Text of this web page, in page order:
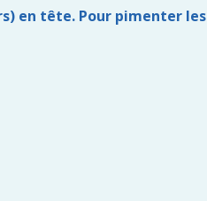
en tête. Pour pimenter les